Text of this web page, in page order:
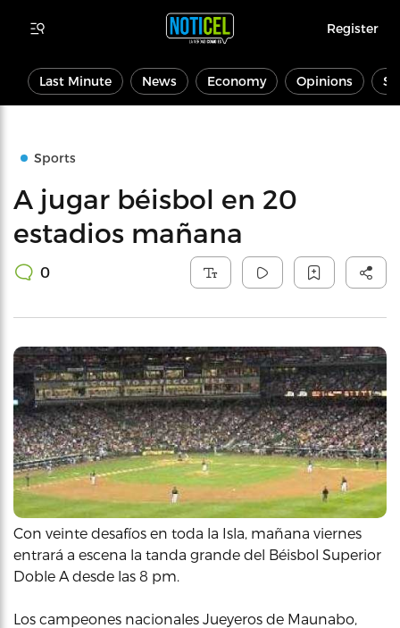
Register
Last Minute News Economy Opinions
Sports
A jugar béisbol en 20
estadios mañana
0
Con veinte desafíos en toda la Isla, mañana viernes
entrará a escena la tanda grande del Béisbol Superior
Doble A desde las 8 pm.
Los campeones nacionales Jueyeros de Maunabo,